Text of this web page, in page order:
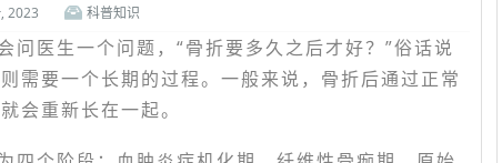
2023 科普知识
问医生一个问题，“骨折要多久之后才好？”俗话说
需要一个长期的过程。一般来说，骨折后通过正常
会重新长在一起。